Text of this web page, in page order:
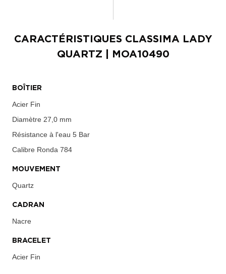
CARACTÉRISTIQUES CLASSIMA LADY
QUARTZ | MOA10490
BOÎTIER
Acier Fin
Diamètre 27,0 mm
Résistance à l'eau 5 Bar
Calibre Ronda 784
MOUVEMENT
Quartz
CADRAN
Nacre
BRACELET
Acier Fin